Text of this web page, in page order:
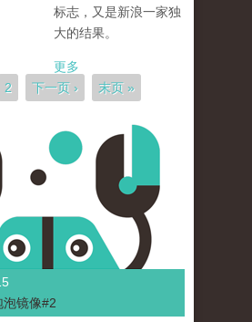
标志，又是新浪一家独
大的结果。
更多
2 下一页 › 末页 »
泡镜像#2